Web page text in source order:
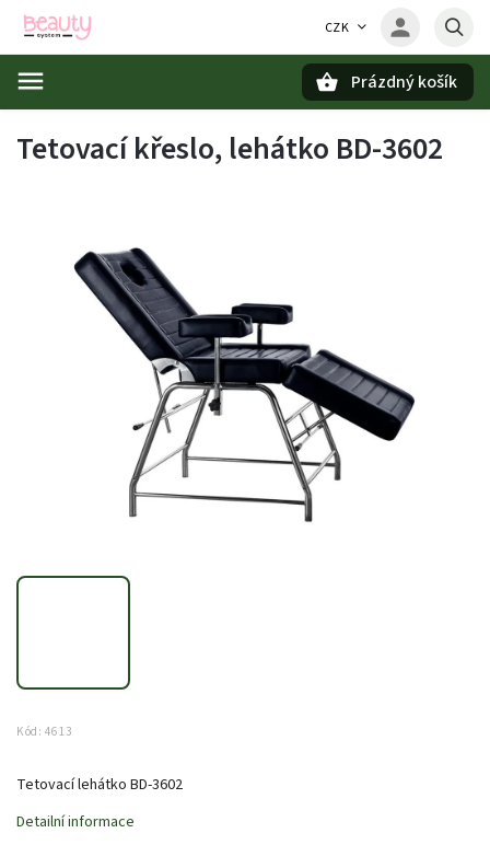
CZK
Prázdný košík
Tetovací křeslo, lehátko BD-3602
Kód: 4613
Tetovací lehátko BD-3602
Detailní informace